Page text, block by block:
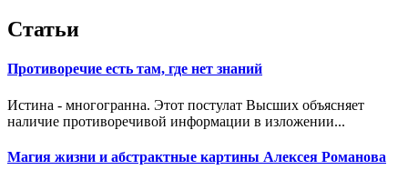
Статьи
Противоречие есть там, где нет знаний
Истина - многогранна. Этот постулат Высших объясняет
наличие противоречивой информации в изложении...
Магия жизни и абстрактные картины Алексея Романова